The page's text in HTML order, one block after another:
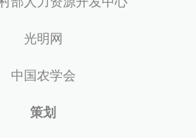
光明网
中国农学会
策划